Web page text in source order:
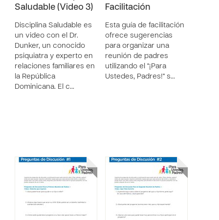
Saludable (Video 3)
Disciplina Saludable es
un video con el Dr.
Dunker, un conocido
psiquiatra y experto en
relaciones familiares en
la República
Dominicana. El c…
Facilitación
Esta guía de facilitación
ofrece sugerencias
para organizar una
reunión de padres
utilizando el "¡Para
Ustedes, Padres!" s…